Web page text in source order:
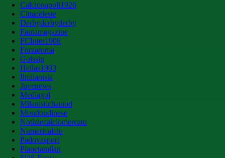
Calcionapoli1926
Cittaceleste
Derbyderbyderby
Fantamagazine
FCInter1908
Forzaroma
Golssip
Hellas1903
Ilmilanista
Juvenews
Mediagol
Milanistichannel
Mondoudinese
Notiziecalciomercato
Numericalcio
Padovasport
Pianetamilan